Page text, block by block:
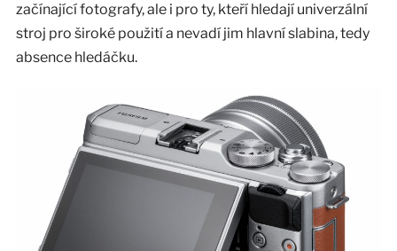
začínající fotografy, ale i pro ty, kteří hledají univerzální
stroj pro široké použití a nevadí jim hlavní slabina, tedy
absence hledáčku.